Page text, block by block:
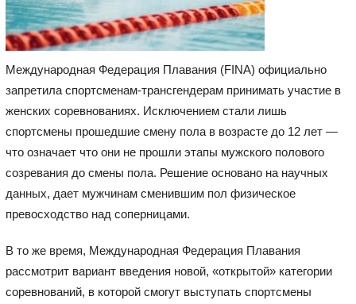
Международная Федерация Плавания (FINA) официально
запретила спортсменам-трансгендерам принимать участие в
женских соревнованиях. Исключением стали лишь
спортсмены прошедшие смену пола в возрасте до 12 лет —
что означает что они не прошли этапы мужского полового
созревания до смены пола. Решение основано на научных
данных, дает мужчинам сменившим пол физическое
превосходство над соперницами.
В то же время, Международная Федерация Плавания
рассмотрит вариант введения новой, «открытой» категории
соревнований, в которой смогут выступать спортсмены